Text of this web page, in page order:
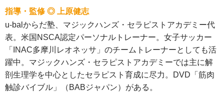
指導・監修 ◎ 上原健志
u-balからだ塾、マジックハンズ・セラピストアカデミー代
表。米国NSCA認定パーソナルトレーナー。女子サッカー
「INAC多摩川レオネッサ」のチームトレーナーとしても活
躍中。マジックハンズ・セラピストアカデミーでは主に解
剖生理学を中心としたセラピスト育成に尽力。DVD「筋肉
触診バイブル」（BABジャパン）がある。